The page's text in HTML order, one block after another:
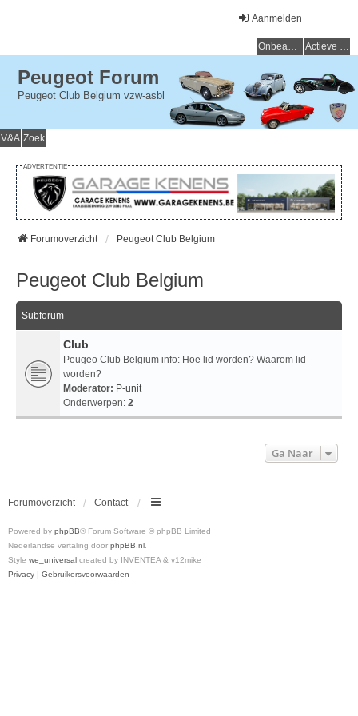
Aanmelden
Onbeantwoorde onderwerpen Actieve onderwerpen
Peugeot Forum
Peugeot Club Belgium vzw-asbl
V&A Zoek
ADVERTENTIE
Forumoverzicht Peugeot Club Belgium
Peugeot Club Belgium
Subforum
Club
Peugeo Club Belgium info: Hoe lid worden? Waarom lid
worden?
Moderator: P-unit
Onderwerpen: 2
Ga Naar
Forumoverzicht Contact
Powered by phpBB® Forum Software © phpBB Limited
Nederlandse vertaling door phpBB.nl.
Style we_universal created by INVENTEA & v12mike
Privacy | Gebruikersvoorwaarden